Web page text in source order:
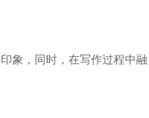
象，同时，在写作过程中融